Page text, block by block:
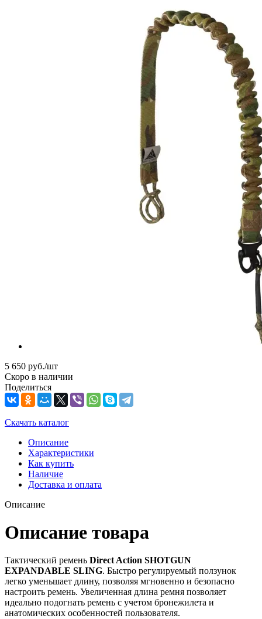
5 650 руб./шт
Скоро в наличии
Поделиться
Скачать каталог
Описание
Характеристики
Как купить
Наличие
Доставка и оплата
Описание
Описание товара
Тактический ремень Direct Action SHOTGUN
EXPANDABLE SLING. Быстро регулируемый ползунок
легко уменьшает длину, позволяя мгновенно и безопасно
настроить ремень. Увеличенная длина ремня позволяет
идеально подогнать ремень с учетом бронежилета и
анатомических особенностей пользователя.